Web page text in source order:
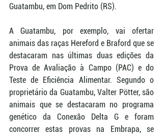
Guatambu, em Dom Pedrito (RS).
A Guatambu, por exemplo, vai ofertar
animais das raças Hereford e Braford que se
destacaram nas últimas duas edições da
Prova de Avaliação à Campo (PAC) e do
Teste de Eficiência Alimentar. Segundo o
proprietário da Guatambu, Valter Pötter, são
animais que se destacaram no programa
genético da Conexão Delta G e foram
concorrer estas provas na Embrapa, se